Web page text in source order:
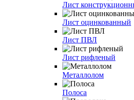
Лист
Лист оцинкованный
Лист ПВЛ
Лист рифленый
Металлолом
Полоса